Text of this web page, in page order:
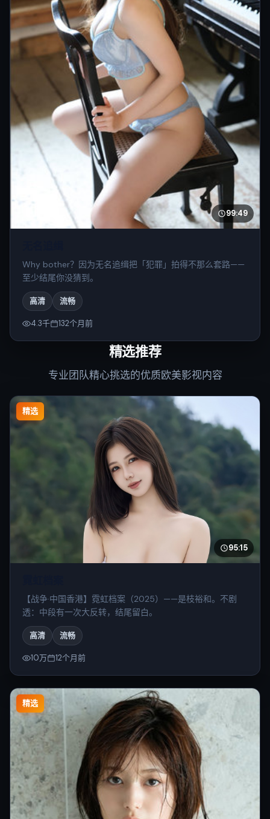
99:49
Why bother？因为无名追缉把「犯罪」拍得不那么套路——
至少结尾你没猜到。
高清 流畅
4.3千 132个月前
精选推荐
专业团队精心挑选的优质欧美影视内容
精选
95:15
【战争·中国香港】霓虹档案（2025）——是枝裕和。不剧
透：中段有一次大反转，结尾留白。
高清 流畅
10万 12个月前
精选